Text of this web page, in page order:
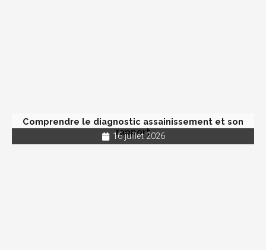
Comprendre le diagnostic assainissement et son
rapport
16 juillet 2026